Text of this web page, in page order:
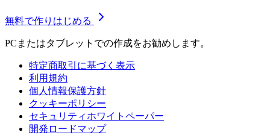
無料で作りはじめる
PCまたはタブレットでの作成をお勧めします。
特定商取引に基づく表示
利用規約
個人情報保護方針
クッキーポリシー
セキュリティホワイトペーパー
開発ロードマップ